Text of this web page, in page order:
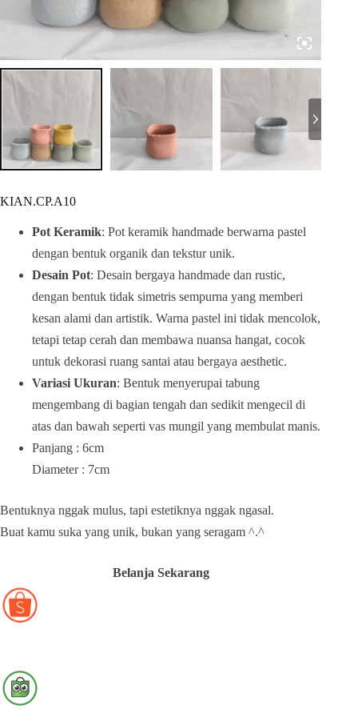
KIAN.CP.A10
Pot Keramik: Pot keramik handmade berwarna pastel
dengan bentuk organik dan tekstur unik.
Desain Pot: Desain bergaya handmade dan rustic,
dengan bentuk tidak simetris sempurna yang memberi
kesan alami dan artistik. Warna pastel ini tidak mencolok,
tetapi tetap cerah dan membawa nuansa hangat, cocok
untuk dekorasi ruang santai atau bergaya aesthetic.
Variasi Ukuran: Bentuk menyerupai tabung
mengembang di bagian tengah dan sedikit mengecil di
atas dan bawah seperti vas mungil yang membulat manis.
Panjang : 6cm
Diameter : 7cm
Bentuknya nggak mulus, tapi estetiknya nggak ngasal.
Buat kamu suka yang unik, bukan yang seragam ^.^
Belanja Sekarang